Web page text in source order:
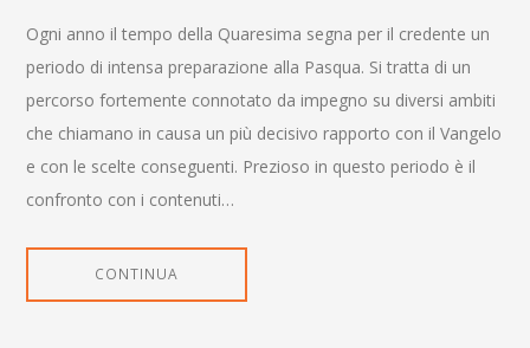
Ogni anno il tempo della Quaresima segna per il credente un
periodo di intensa preparazione alla Pasqua. Si tratta di un
percorso fortemente connotato da impegno su diversi ambiti
che chiamano in causa un più decisivo rapporto con il Vangelo
e con le scelte conseguenti. Prezioso in questo periodo è il
confronto con i contenuti…
CONTINUA